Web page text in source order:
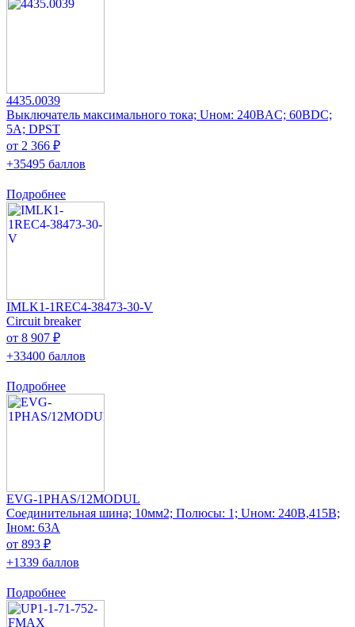
4435.0039
Выключатель максимального тока; Uном: 240ВAC; 60ВDC;
5А; DPST
от 2 366 ₽
+35495 баллов
Подробнее
IMLK1-1REC4-38473-30-V
Circuit breaker
от 8 907 ₽
+33400 баллов
Подробнее
EVG-1PHAS/12MODUL
Соединительная шина; 10мм2; Полюсы: 1; Uном: 240В,415В;
Iном: 63А
от 893 ₽
+1339 баллов
Подробнее